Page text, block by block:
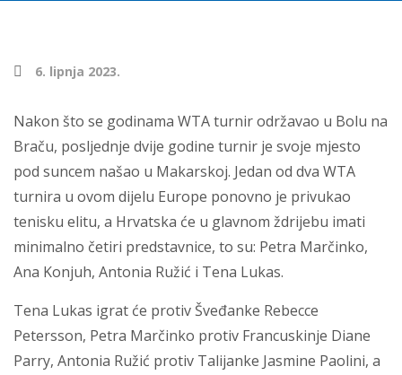
6. lipnja 2023.
Nakon što se godinama WTA turnir održavao u Bolu na
Braču, posljednje dvije godine turnir je svoje mjesto
pod suncem našao u Makarskoj. Jedan od dva WTA
turnira u ovom dijelu Europe ponovno je privukao
tenisku elitu, a Hrvatska će u glavnom ždrijebu imati
minimalno četiri predstavnice, to su: Petra Marčinko,
Ana Konjuh, Antonia Ružić i Tena Lukas.
Tena Lukas igrat će protiv Šveđanke Rebecce
Petersson, Petra Marčinko protiv Francuskinje Diane
Parry, Antonia Ružić protiv Talijanke Jasmine Paolini, a